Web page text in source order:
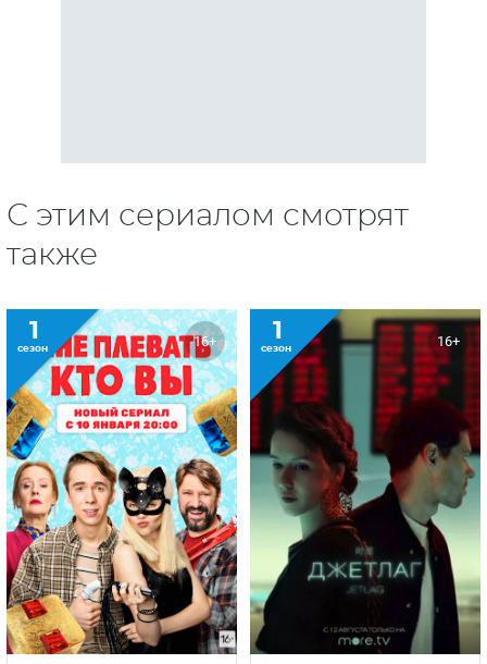
С этим сериалом смотрят
также
1
сезон 16+ 1
сезон 16+